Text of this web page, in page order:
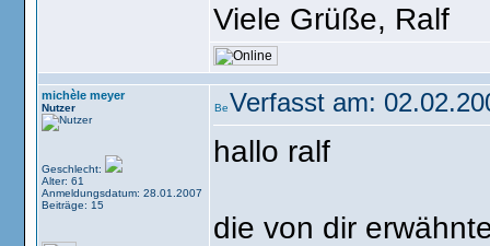
Viele Grüße, Ralf
michèle meyer
Nutzer
Geschlecht:
Alter: 61
Anmeldungsdatum: 28.01.2007
Beiträge: 15
Verfasst am:
hallo ralf
die von dir